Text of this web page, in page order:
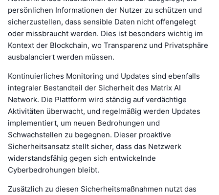
persönlichen Informationen der Nutzer zu schützen und
sicherzustellen, dass sensible Daten nicht offengelegt
oder missbraucht werden. Dies ist besonders wichtig im
Kontext der Blockchain, wo Transparenz und Privatsphäre
ausbalanciert werden müssen.
Kontinuierliches Monitoring und Updates sind ebenfalls
integraler Bestandteil der Sicherheit des Matrix AI
Network. Die Plattform wird ständig auf verdächtige
Aktivitäten überwacht, und regelmäßig werden Updates
implementiert, um neuen Bedrohungen und
Schwachstellen zu begegnen. Dieser proaktive
Sicherheitsansatz stellt sicher, dass das Netzwerk
widerstandsfähig gegen sich entwickelnde
Cyberbedrohungen bleibt.
Zusätzlich zu diesen Sicherheitsmaßnahmen nutzt das